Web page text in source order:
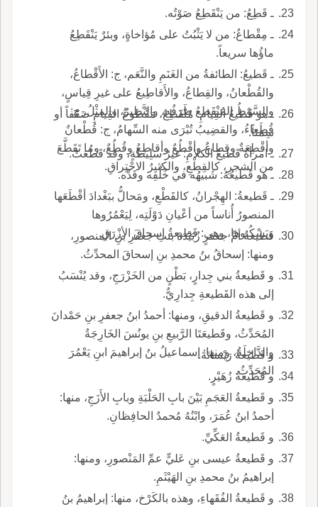
ـ قَطِعُ: من يَنْقَطِعُ صَوْتُه.
ـ مِقْطاعُ: من لا يَثْبُتُ على مُؤاخاةٍ، وبئرٌ يَنْقَطِعُ
ماؤُها سريعاً.
ـ قَطيعُ: الطائفةُ من الغَنَمِ والنَّعَم، ج: الأَقْطاعُ،
والقُطْعانُ، والقِطاعُ، والأَقاطِيعُ على غيرِ قِياسٍ،
والسَّوْطُ المُنْقَطِعُ طَرَفُه، والنَّظيرُ، والمِثْلُ، ج:
قُطَعاءُ، والقضِيبُ تُبْرَى منه السِّهامُ، ج: قُطْعانٌ
وأقْطِعَةٌ وقِطاعٌ وأقْطُعٌ وأقاطِعُ وقُطُعٌ، وما تَقَطَّعَ
من الشجرِ، كالقِطْعِ، والكثيرُ الاحْتِراقِ.
ـ هو قَطيعُ القِيامِ: مُنْقَطِعٌ، مَقْطوعُ القِيامِ ضَعْفاً أو
سِمَناً.
ـ امرأةٌ قَطيعُ الكلامِ: غيرُ سَلِيطةٍ، وقد قَطُعَتْ.
ـ هو قَطيعُهُ: شَبيهُه في خُلُقِه وقَدِّه.
ـ قَطيعةُ: الهِجْرانُ، كالقَطْعِ، ومَحالُّ ببَغْدادَ أقْطَعَها
المنصورُ أُناساً من أعْيانِ دَوْلَتِه، لِيَعْمُرُوها
ويَسْكُنوها، وهي: قَطيعةُ إسحاقَ الأزْرَقِ.
قَطيعةُ أمِّ جعفرٍ زُبَيْدَةَ بنتِ جعفرِ بنِ المنصورِ،
ومنها: إسحاقُ بنُ محمدِ بنِ إسحاقَ المحدِّثُ.
و قَطيعةُ بني جِدارٍ، بَطْنٍ من الخَزْرَجِ، وقد يُنْسَبُ
إلى هذه القَطيعةِ جِدارِيٌّ.
و قَطيعةُ الدقيقِ، ومنها: أحمدُ ابنُ جعفرِ بنِ حَمْدانَ
المُحَدِّثُ، وقَطيعَتَا الرَّبيعِ بنِ يونُسَ الخَارِجَةُ
والدَّاخِلَةُ، ومنها: إسماعيلُ بنُ إبراهيمَ ابنِ يَعْمُرَ
المُحَدِّثُ.
و قَطيعةُ رَيْسانَةَ.
و قَطيعةُ زُهَيْرٍ.
و قَطيعةُ العَجَمِ بَيْنَ بابِ الحَلْبَةِ وبابِ الأَزَجِ، منها:
أحمدُ ابنُ عُمَرَ، وابْنُهُ مُحمدٌ الحافِظانِ.
و قَطيعةُ العَكِّيِّ.
و قَطيعةُ عيسى بنِ عَليٍّ عمِّ المَنْصورِ، ومنها:
إبراهيمُ بنُ محمدِ بنِ الهَيْثَمِ.
و قَطيعةُ الفُقَهاءِ، وهذه بالكَرْخ، منها: إبراهيمُ بنُ